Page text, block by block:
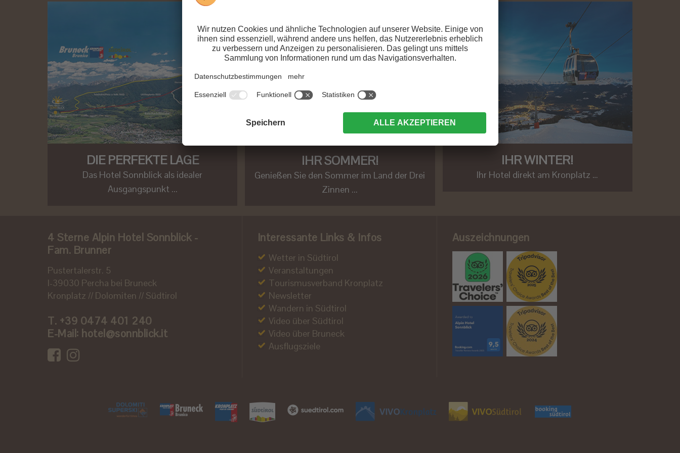
DIE PERFEKTE LAGE
Das Hotel Sonnblick als idealer
Ausgangspunkt ...
IHR SOMMER!
Genießen Sie den Sommer im Land der Drei
Zinnen ...
IHR WINTER!
Ihr Hotel direkt am Kronplatz …
4 Sterne Alpin Hotel Sonnblick -
Fam. Brunner
Pustertalerstr. 5
I-39030 Percha bei Bruneck
Kronplatz // Dolomiten // Südtirol
T. +39 0474 401 240
E-Mail: hotel@sonnblick.it
Interessante Links & Infos
Wetter in Südtirol
Veranstaltungen
Tourismusverband Kronplatz
Newsletter
Wandern in Südtirol
Video über Südtirol
Video über Bruneck
Ausflugsziele
Auszeichnungen